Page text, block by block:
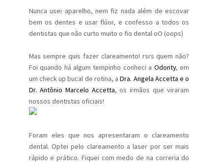
Nunca usei aparelho, nem fiz nada além de escovar
bem os dentes e usar flúor, e confesso a todos os
dentistas que não curto muito o fio dental oO (oops)
Mas sempre quis fazer clareamento! rsrs quem não?
Foi quando há algum tempinho conheci a Odonty, em
um check up bucal de rotina, aDra. Angela Accetta e o
Dr. Antônio Marcelo Accetta, os irmãos que viraram
nossos dentistas oficiais!
Foram eles que nos apresentaram o clareamento
dental. Optei pelo clareamento a laser por ser mais
rápido e prático. Fiquei com medo de na correria do